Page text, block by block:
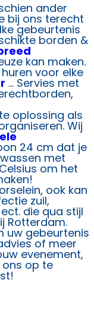
ander
bij ons terecht
gebeurtenis
borden &
kan maken.
voor elke
… Servies met
oplossing als
Wij
24 cm dat je
met
om het
ook kan
zuil,
die qua stijl
Rotterdam.
uw gebeurtenis
of meer
evenement,
op te